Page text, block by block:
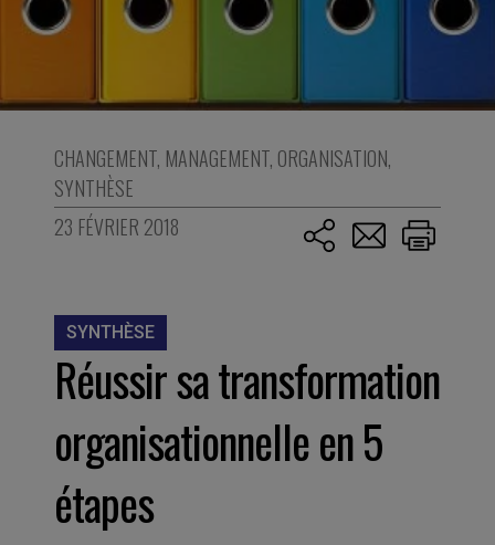
CHANGEMENT, MANAGEMENT, ORGANISATION,
SYNTHÈSE
23 FÉVRIER 2018
SYNTHÈSE
Réussir sa transformation
organisationnelle en 5
étapes